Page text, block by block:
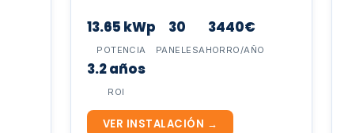
13.65 kWp
POTENCIA
30
PANELES
3440€
AHORRO/AÑO
3.2 años
ROI
VER INSTALACIÓN →